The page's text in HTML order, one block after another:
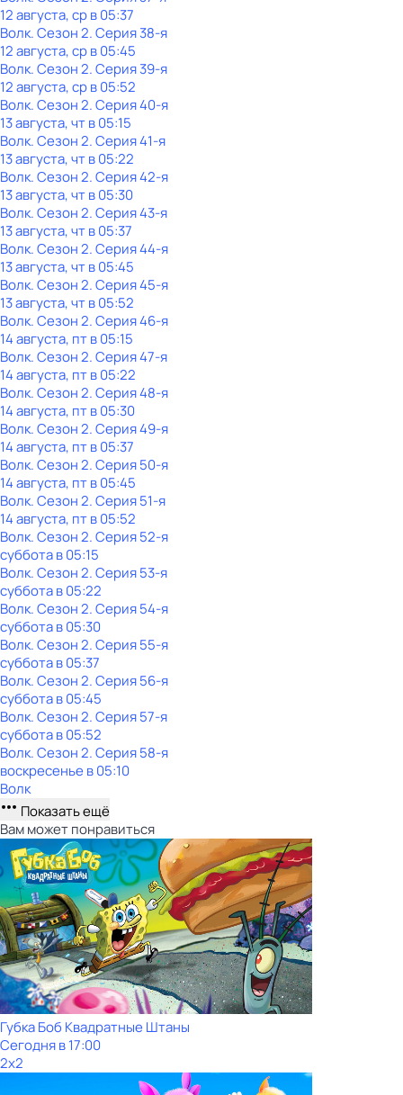
12 августа, ср в 05:37
Волк. Сезон 2. Серия 38-я
12 августа, ср в 05:45
Волк. Сезон 2. Серия 39-я
12 августа, ср в 05:52
Волк. Сезон 2. Серия 40-я
13 августа, чт в 05:15
Волк. Сезон 2. Серия 41-я
13 августа, чт в 05:22
Волк. Сезон 2. Серия 42-я
13 августа, чт в 05:30
Волк. Сезон 2. Серия 43-я
13 августа, чт в 05:37
Волк. Сезон 2. Серия 44-я
13 августа, чт в 05:45
Волк. Сезон 2. Серия 45-я
13 августа, чт в 05:52
Волк. Сезон 2. Серия 46-я
14 августа, пт в 05:15
Волк. Сезон 2. Серия 47-я
14 августа, пт в 05:22
Волк. Сезон 2. Серия 48-я
14 августа, пт в 05:30
Волк. Сезон 2. Серия 49-я
14 августа, пт в 05:37
Волк. Сезон 2. Серия 50-я
14 августа, пт в 05:45
Волк. Сезон 2. Серия 51-я
14 августа, пт в 05:52
Волк. Сезон 2. Серия 52-я
субботав05:15
Волк. Сезон 2. Серия 53-я
субботав05:22
Волк. Сезон 2. Серия 54-я
субботав05:30
Волк. Сезон 2. Серия 55-я
субботав05:37
Волк. Сезон 2. Серия 56-я
субботав05:45
Волк. Сезон 2. Серия 57-я
субботав05:52
Волк. Сезон 2. Серия 58-я
воскресенье в05:10
Волк
Показать ещё
Вам может понравиться
Губка Боб Квадратные Штаны
Сегодня в 17:00
2x2